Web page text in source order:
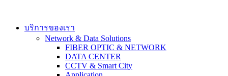
contentบริการของเรา
Network & Data Solutions
FIBER OPTIC & NETWORK​
DATA CENTER
CCTV & Smart City